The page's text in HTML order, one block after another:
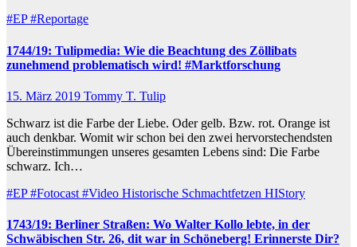
#EP#Reportage
1744/19: Tulipmedia: Wie die Beachtung des Zöllibats
zunehmend problematisch wird! #Marktforschung
15. März 2019 Tommy T. Tulip
Schwarz ist die Farbe der Liebe. Oder gelb. Bzw. rot. Orange ist
auch denkbar. Womit wir schon bei den zwei hervorstechendsten
Übereinstimmungen unseres gesamten Lebens sind: Die Farbe
schwarz. Ich…
#EP#Fotocast #Video Historische Schmachtfetzen HIStory
1743/19: Berliner Straßen: Wo Walter Kollo lebte, in der
Schwäbischen Str. 26, dit war in Schöneberg! Erinnerste Dir?